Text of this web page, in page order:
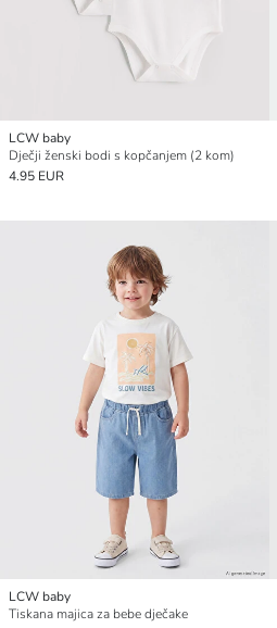
LCW baby
Dječji ženski bodi s kopčanjem (2 kom)
4.95 EUR
LCW baby
Tiskana majica za bebe dječake